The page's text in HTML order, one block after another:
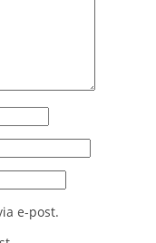
e-post.